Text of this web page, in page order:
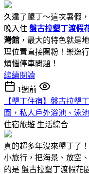
久違了墾丁～這次暑假
晚入住 盤古拉墾丁渡假
灣館 ，最大的特色就是
理位置直接圈粉！樂逸
煩惱停車問題！
繼續閱讀
1週前
【墾丁住宿】盤古拉墾
圍，私人戶外浴池、泳
住宿旅遊 生活綜合
真的超多年沒來墾丁了
小旅行，把海景、放空
的是 盤古拉墾丁渡假花